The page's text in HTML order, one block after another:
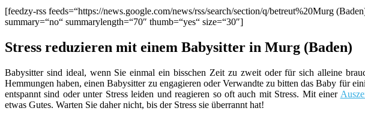
[feedzy-rss feeds=“https://news.google.com/news/rss/search/section/q/betreut%20Murg
summary=“no“ summarylength=“70″ thumb=“yes“ size=“30″]
Stress reduzieren mit einem Babysitter in Murg (Baden)
Babysitter sind ideal, wenn Sie einmal ein bisschen Zeit zu zweit oder für sich alleine
Hemmungen haben, einen Babysitter zu engagieren oder Verwandte zu bitten das Baby für
entspannt sind oder unter Stress leiden und reagieren so oft auch mit Stress. Mit einer
etwas Gutes. Warten Sie daher nicht, bis der Stress sie überrannt hat!